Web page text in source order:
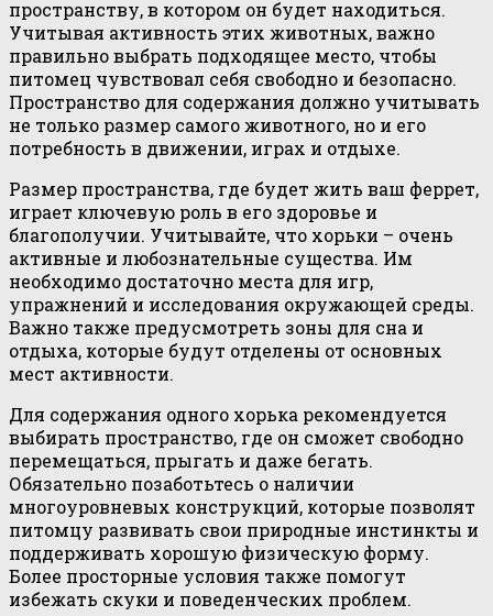
пространству, в котором он будет находиться.
Учитывая активность этих животных, важно
правильно выбрать подходящее место, чтобы
питомец чувствовал себя свободно и безопасно.
Пространство для содержания должно учитывать
не только размер самого животного, но и его
потребность в движении, играх и отдыхе.
Размер пространства, где будет жить ваш феррет,
играет ключевую роль в его здоровье и
благополучии. Учитывайте, что хорьки – очень
активные и любознательные существа. Им
необходимо достаточно места для игр,
упражнений и исследования окружающей среды.
Важно также предусмотреть зоны для сна и
отдыха, которые будут отделены от основных
мест активности.
Для содержания одного хорька рекомендуется
выбирать пространство, где он сможет свободно
перемещаться, прыгать и даже бегать.
Обязательно позаботьтесь о наличии
многоуровневых конструкций, которые позволят
питомцу развивать свои природные инстинкты и
поддерживать хорошую физическую форму.
Более просторные условия также помогут
избежать скуки и поведенческих проблем.